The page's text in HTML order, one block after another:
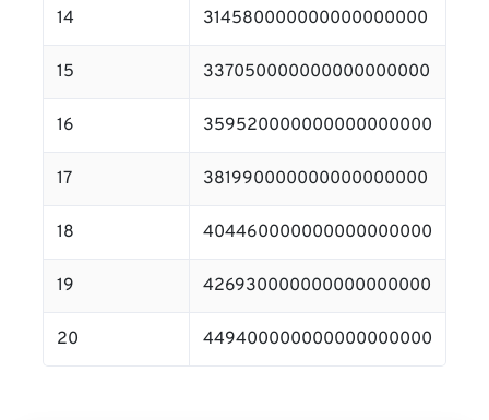
14 314580000000000000000
15 337050000000000000000
16 359520000000000000000
17 381990000000000000000
18 404460000000000000000
19 426930000000000000000
20 449400000000000000000